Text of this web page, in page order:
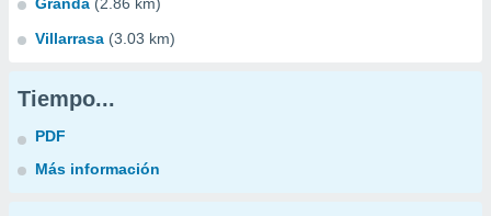
Villarrasa (3.03 km)
Tiempo...
PDF
Más información